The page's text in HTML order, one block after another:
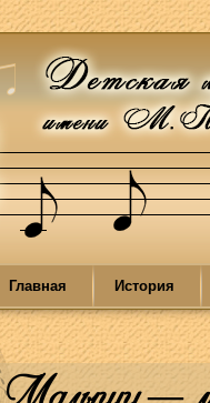
Главная История
Малыши —